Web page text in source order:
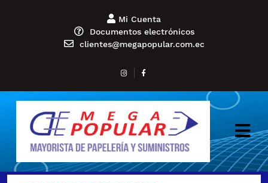
Mi Cuenta
Documentos electrónicos
clientes@megapopular.com.ec